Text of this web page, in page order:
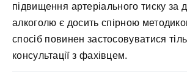
підвищення артеріального тиску за
алкоголю є досить спірною
спосіб повинен застосовуватися
консультації з фахівцем.